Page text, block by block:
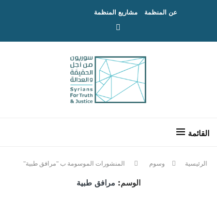
عن المنظمة مشاريع المنظمة
الرئيسية وسوم المنشورات الموسومة ب "مرافق طبية"
الوسم: مرافق طبية